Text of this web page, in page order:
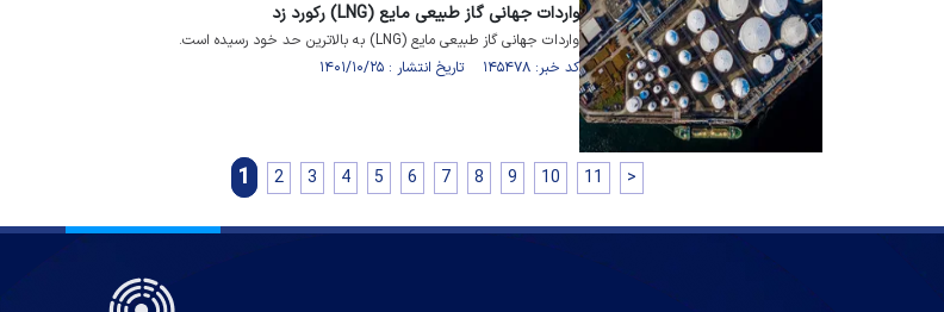
واردات جهانی گاز طبیعی مایع (LNG) رکورد زد
واردات جهانی گاز طبیعی مایع (LNG) به بالاترین حد خود رسیده است.
کد خبر: ۱۴۵۴۷۸ تاریخ انتشار : ۱۴۰۱/۱۰/۲۵
1 2 3 4 5 6 7 8 9 10 11 >